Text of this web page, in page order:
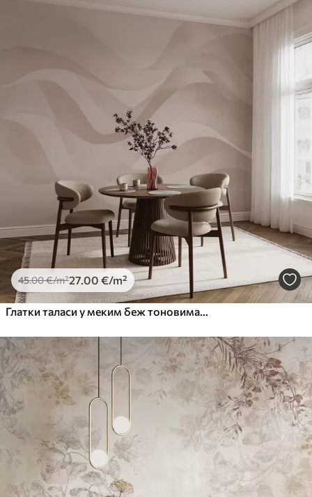
45.00€/m²27 .00 €/m²